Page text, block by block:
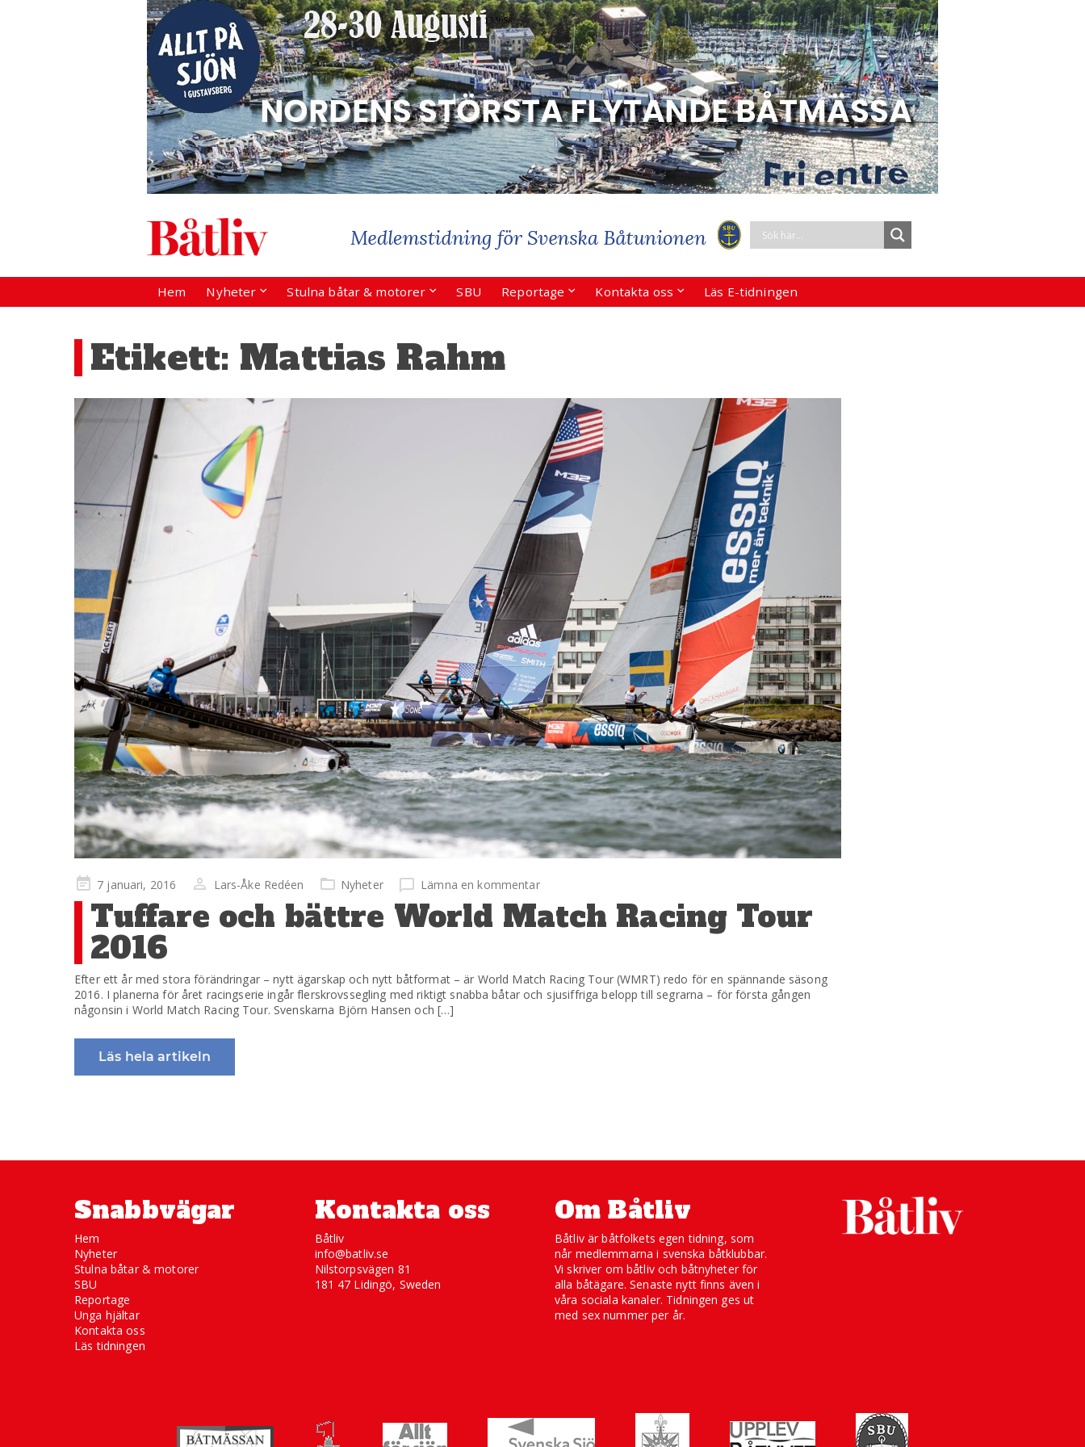
Hem Nyheter Stulna båtar & motorer SBU Reportage Kontakta oss Läs E-tidningen
Etikett: Mattias Rahm
Publicerad
på
7 januari, 2016 Lars-Åke Redéen Nyheter Lämna en kommentar
Tuffare och bättre World Match Racing Tour
2016
Efter ett år med stora förändringar – nytt ägarskap och nytt båtformat – är World Match Racing Tour (WMRT) redo för en spännande säsong
2016. I planerna för året racingserie ingår flerskrovssegling med riktigt snabba båtar och sjusiffriga belopp till segrarna – för första gången
någonsin i World Match Racing Tour. Svenskarna Björn Hansen och […]
Läs hela artikeln
Snabbvägar
Hem
Nyheter
Stulna båtar & motorer
SBU
Reportage
Unga hjältar
Kontakta oss
Läs tidningen
Kontakta oss
Båtliv
info@batliv.se
Nilstorpsvägen 81
181 47 Lidingö, Sweden
Om Båtliv
Båtliv är båtfolkets egen tidning, som
når medlemmarna i svenska båtklubbar.
Vi skriver om båtliv och båtnyheter för
alla båtägare. Senaste nytt finns även i
våra sociala kanaler. Tidningen ges ut
med sex nummer per år.